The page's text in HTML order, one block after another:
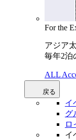
For the
アジア
毎年2泊
ALL
戻る
イ
グ
ロ
イ